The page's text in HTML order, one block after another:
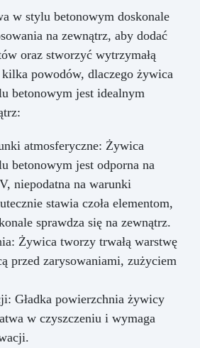
w stylu betonowym doskonale
na zewnątrz, aby dodać
oraz stworzyć wytrzymałą
powodów, dlaczego żywica
betonowym jest idealnym
atmosferyczne: Żywica
betonowym jest odporna na
niepodatna na warunki
stawia czoła elementom,
sprawdza się na zewnątrz.
Żywica tworzy trwałą warstwę
przed zarysowaniami, zużyciem
Gładka powierzchnia żywicy
w czyszczeniu i wymaga